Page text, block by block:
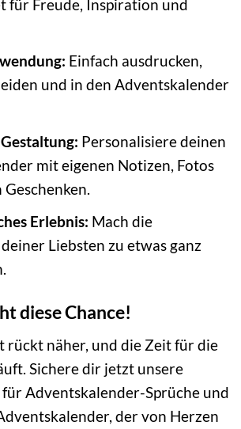
für Freude, Inspiration und
Einfach ausdrucken,
und in den Adventskalender
Personalisiere deinen
mit eigenen Notizen, Fotos
Erlebnis: Mach die
Liebsten zu etwas ganz
diese Chance!
rückt näher, und die Zeit für die
Sichere dir jetzt unsere
Adventskalender-Sprüche und
der von Herzen